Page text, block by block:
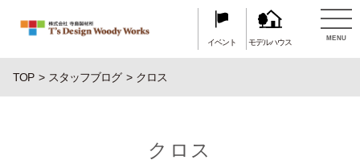
イベント モデルハウス MENU
TOP スタッフブログ クロス
クロス